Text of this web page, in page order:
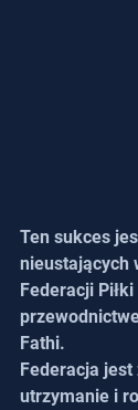
Ten sukces
nieustających
Federacji
Fathi.
Federacja
utrzymanie i